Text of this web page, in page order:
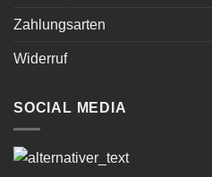
Zahlungsarten
Widerruf
SOCIAL MEDIA